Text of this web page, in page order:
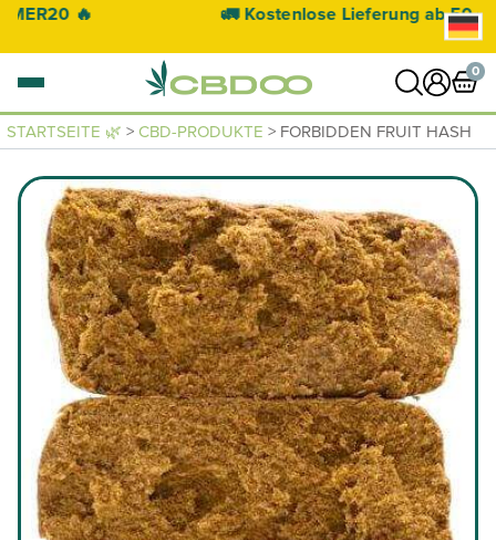
🚛 Kostenlose Lieferung ab 50 € 🚛
0
0 Artikel WARENKORB ANZEIGEN
Ihr Warenkorb ist leer.
STARTSEITE 🌿 > CBD-PRODUKTE > FORBIDDEN FRUIT HASH